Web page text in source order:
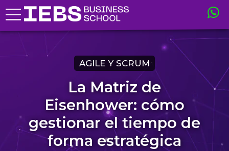
AGILE Y SCRUM
La Matriz de
Eisenhower: cómo
gestionar el tiempo de
forma estratégica